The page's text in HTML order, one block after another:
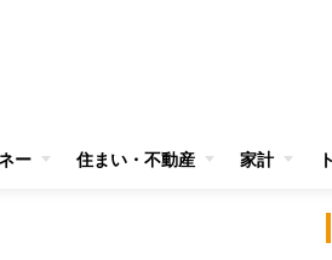
ー 住まい・不動産 家計